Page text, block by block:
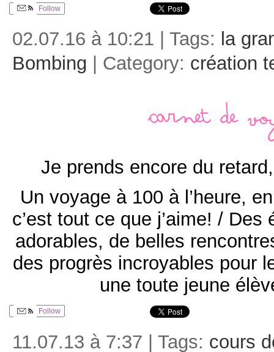
Follow
02.07.16 à 10:21 | Tags: la
Bombing | Category: création
Carnet de
Je prends encore du
Un voyage à 100 à l’heure,
c’est tout ce que j’aime! /
adorables, de belles
des progrès incroyables pour
une toute jeune
Follow
11.07.13 à 7:37 | Tags: cours